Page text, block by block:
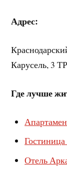
Адрес:
Карусель, 3
Где лучше
Отель